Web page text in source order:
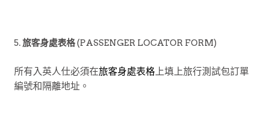
5.旅客身處表格(PASSENGER LOCATOR FORM)
所有入英人仕必須在旅客身處表格 上填上旅行測試包訂單
編號和隔離地址。